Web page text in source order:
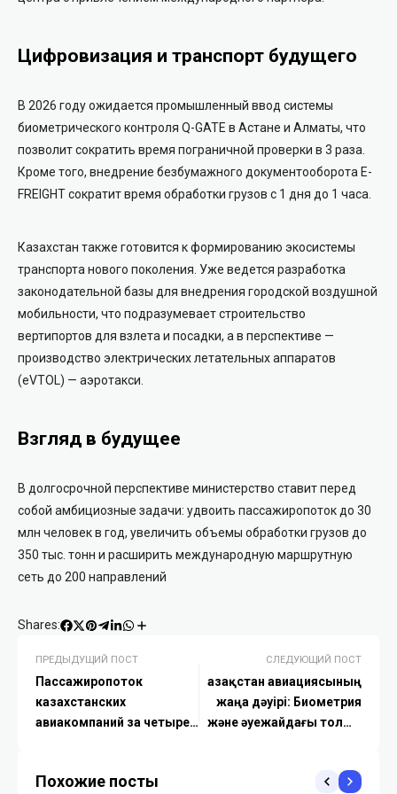
Цифровизация и транспорт будущего
В 2026 году ожидается промышленный ввод системы
биометрического контроля Q-GATE в Астане и Алматы, что
позволит сократить время пограничной проверки в 3 раза.
Кроме того, внедрение безбумажного документооборота E-
FREIGHT сократит время обработки грузов с 1 дня до 1 часа.
Казахстан также готовится к формированию экосистемы
транспорта нового поколения. Уже ведется разработка
законодательной базы для внедрения городской воздушной
мобильности, что подразумевает строительство
вертипортов для взлета и посадки, а в перспективе —
производство электрических летательных аппаратов
(eVTOL) — аэротакси.
Взгляд в будущее
В долгосрочной перспективе министерство ставит перед
собой амбициозные задачи: удвоить пассажиропоток до 30
млн человек в год, увеличить объемы обработки грузов до
350 тыс. тонн и расширить международную маршрутную
сеть до 200 направлений
Shares:
ПРЕДЫДУЩИЙ ПОСТ
Пассажиропоток
казахстанских
авиакомпаний за четыре
СЛЕДУЮЩИЙ ПОСТ
Қазақстан авиациясының
жаңа дәуірі: Биометрия
және әуежайдағы толық
Похожие посты